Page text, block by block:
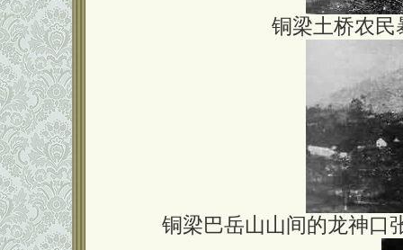
铜梁土桥农
铜梁巴岳山山间的龙神口